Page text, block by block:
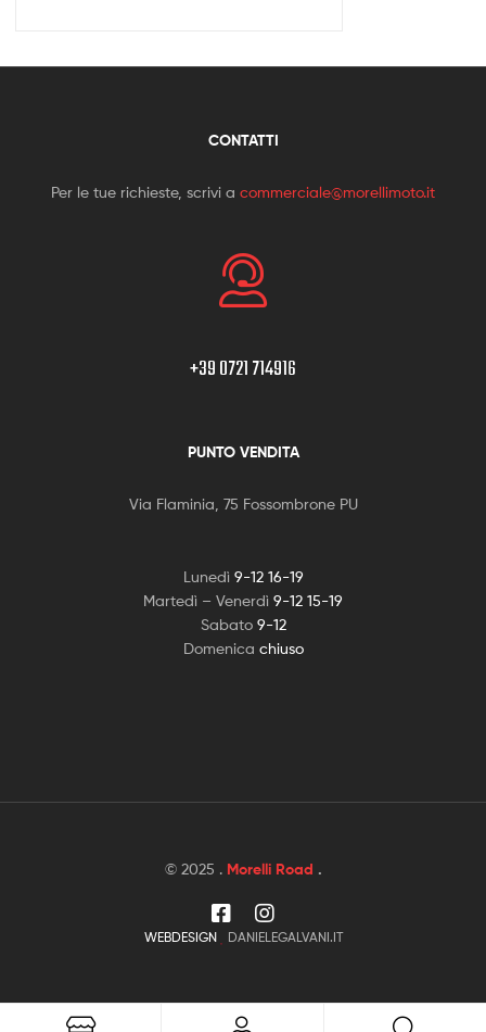
CONTATTI
Per le tue richieste, scrivi a commerciale@morellimoto.it
+39 0721 714916
PUNTO VENDITA
Via Flaminia, 75 Fossombrone PU
Lunedì 9-12 16-19
Martedì – Venerdì 9-12 15-19
Sabato 9-12
Domenica chiuso
© 2025 . Morelli Road .
WEBDESIGN DANIELEGALVANI.IT